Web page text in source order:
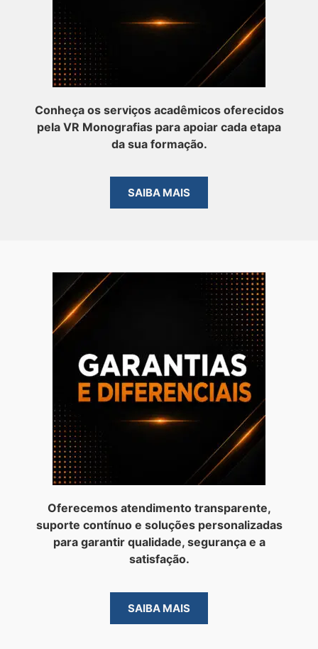
Conheça os serviços acadêmicos oferecidos
pela VR Monografias para apoiar cada etapa
da sua formação.
SAIBA MAIS
Oferecemos atendimento transparente,
suporte contínuo e soluções personalizadas
para garantir qualidade, segurança e a
satisfação.
SAIBA MAIS